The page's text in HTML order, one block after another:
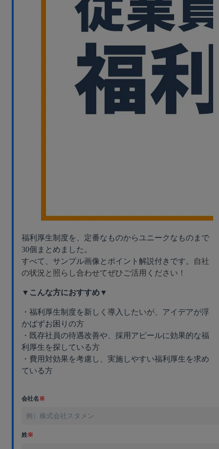
福利厚生制度を、定番なものからユニークなものまで
30個まとめました。
すべて、サンプル画像とポイント解説付きです。
自社
の状況と照らし合わせてぜひご活用ください！
▼こんな方におすすめ▼
・福利厚生制度を新しく導入したいが、アイデアが浮
かばずお困りの方
・既存社員の待遇改善や、採用アピールに効果的な福
利厚生を探している方
・費用対効果を考慮し、実施しやすい福利厚生を求め
ている方
会社名※
姓※